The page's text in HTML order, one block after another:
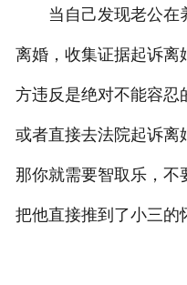
当自己发现老公在
离婚，收集证据起诉离
方违反是绝对不能容忍
或者直接去法院起诉离
那你就需要智取乐，不
把他直接推到了小三的